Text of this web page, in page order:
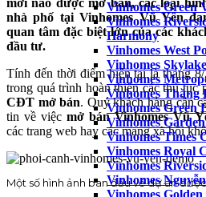
Vinhomes Green
Vinhomes
Harmony
Vinhomes West
Vinhomes Skylake
Vinhomes
Vinhomes Thăng
Vinhomes Green
Vinhomes
Vinhomes Times
Vinhomes Royal
Vinhomes
Vinhomes
Vinhomes
mới nào được mở bán, các loại
nhà phố tại Vinhomes Vũ Yên
quan tâm đặc biệt lớn của các
đầu tư.
Tính đến thời điểm hiện tại là tháng
trong quá trình hoàn thiện các thủ tục
CĐT mở bán. Quý khách hàng cần
tin về việcmở bán Vinhomes Vũ
các trang web hay các mạng xã hội
Một số hình ảnh ban đầu về dự án